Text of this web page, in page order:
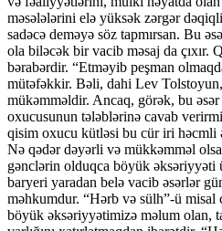
məsələlərini elə yüksək zərgər
sadəcə deməyə söz tapmırsan. Bu
ola biləcək bir vacib məsaj da çıxır.
bərabərdir. “Etməyib peşman
mütəfəkkir. Bəli, dahi Lev
mükəmməldir. Ancaq, görək, bu əsər
oxucusunun tələblərinə cavab
qisim oxucu kütləsi bu cür iri həcmli
Nə qədər dəyərli və mükkəmməl
gənclərin olduqca böyük
baryeri yaradan belə vacib əsərlər
məhkumdur. “Hərb və sülh”-ü misal
böyük əksəriyyətimizə məlum olan,